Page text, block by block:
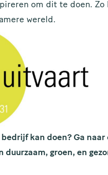
om dit te doen.
wereld.
kan doen? Ga naar
duurzaam, groen, en